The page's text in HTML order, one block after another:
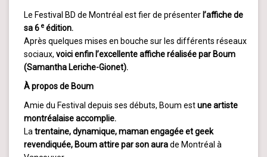
Le Festival BD de Montréal est fier de présenter l’affiche de
sa 6 e édition.
Après quelques mises en bouche sur les différents réseaux
sociaux, voici enfin l’excellente affiche réalisée par Boum
(Samantha Leriche-Gionet).
À propos de Boum
Amie du Festival depuis ses débuts, Boum estune artiste
montréalaise accomplie.
Latrentaine, dynamique, maman engagée et geek
revendiquée, Boum attire par son aurade Montréal à